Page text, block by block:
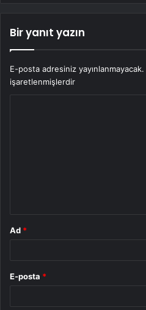
Bir yanıt yazın
E-posta adresiniz yayınlanmayacak.
işaretlenmişlerdir
Ad *
E-posta *